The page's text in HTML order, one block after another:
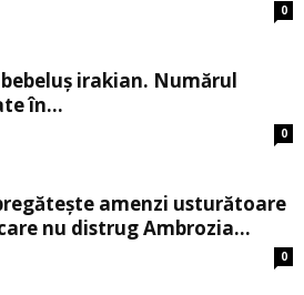
0
irakian. Numărul
în...
0
amenzi usturătoare
nu distrug Ambrozia...
0